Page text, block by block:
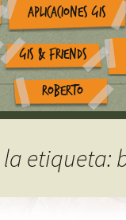
APLICACIONES GIS
GIS & FRIENDS
ROBERTO
la etiqueta: